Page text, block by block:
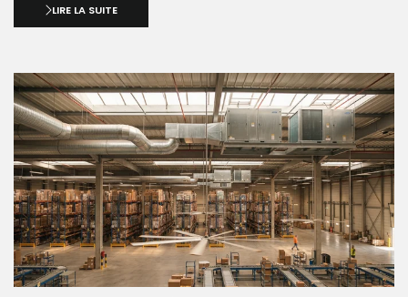
LIRE LA SUITE